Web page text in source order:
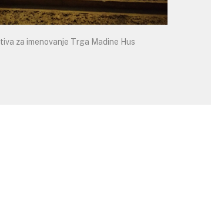
za imenovanje Trga Madine Hus